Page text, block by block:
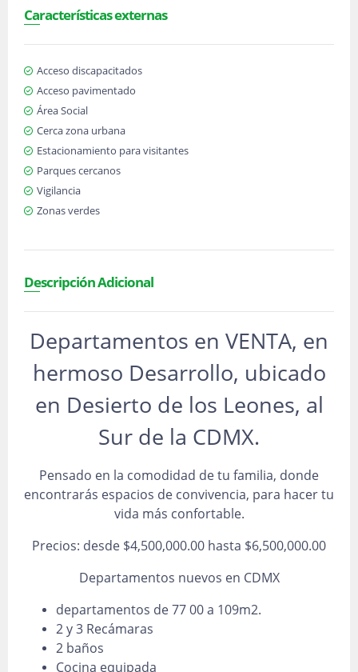
Características externas
Acceso discapacitados
Acceso pavimentado
Área Social
Cerca zona urbana
Estacionamiento para visitantes
Parques cercanos
Vigilancia
Zonas verdes
Descripción Adicional
Departamentos en VENTA, en
hermoso Desarrollo, ubicado
en Desierto de los Leones, al
Sur de la CDMX.
Pensado en la comodidad de tu familia, donde
encontrarás espacios de convivencia, para hacer tu
vida más confortable.
Precios: desde $4,500,000.00 hasta $6,500,000.00
Departamentos nuevos en CDMX
departamentos de 77 00 a 109m2.
2 y 3 Recámaras
2 baños
Cocina equipada